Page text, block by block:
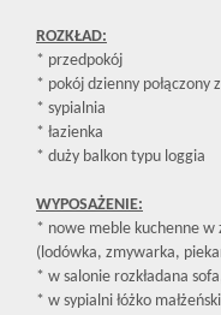
ROZKŁAD:
* przedpokój
* pokój dzienny połączony
* sypialnia
* łazienka
* duży balkon typu loggia
WYPOSAŻENIE:
* nowe meble kuchenne w
(lodówka, zmywarka,
* w salonie rozkładana
* w sypialni łóżko